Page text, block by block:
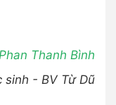
Thanh Bình
sinh - BV Từ Dũ